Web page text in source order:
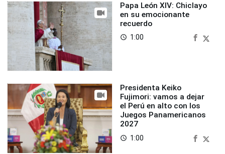
Papa León XIV: Chiclayo
en su emocionante
recuerdo
access_time 1:00
Presidenta Keiko
Fujimori: vamos a dejar
el Perú en alto con los
Juegos Panamericanos
2027
access_time 1:00